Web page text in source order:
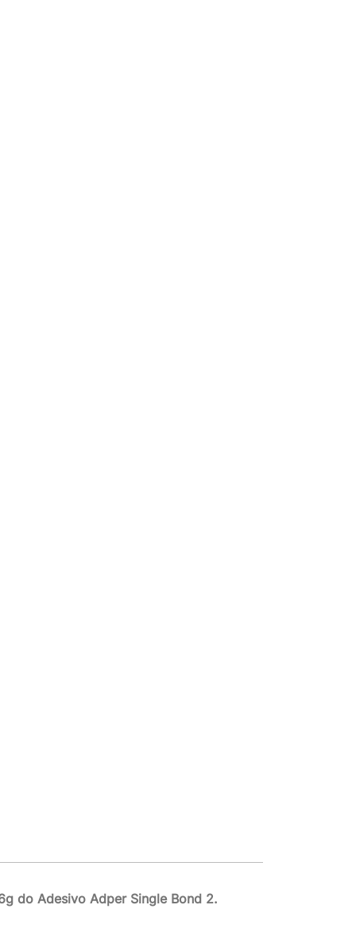
do Adesivo Adper Single Bond 2.